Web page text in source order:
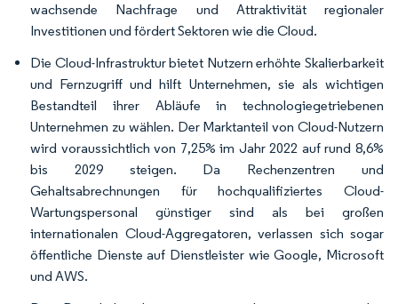
wachsende Nachfrage und Attraktivität regionaler
Investitionen und fördert Sektoren wie die Cloud.
Die Cloud-Infrastruktur bietet Nutzern erhöhte Skalierbarkeit
und Fernzugriff und hilft Unternehmen, sie als wichtigen
Bestandteil ihrer Abläufe in technologiegetriebenen
Unternehmen zu wählen. Der Marktanteil von Cloud-Nutzern
wird voraussichtlich von 7,25% im Jahr 2022 auf rund 8,6%
bis 2029 steigen. Da Rechenzentren und
Gehaltsabrechnungen für hochqualifiziertes Cloud-
Wartungspersonal günstiger sind als bei großen
internationalen Cloud-Aggregatoren, verlassen sich sogar
öffentliche Dienste auf Dienstleister wie Google, Microsoft
und AWS.